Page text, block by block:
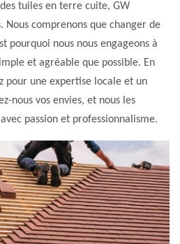
tuiles en terre cuite, GW
Nous comprenons que changer de
pourquoi nous nous engageons à
et agréable que possible. En
pour une expertise locale et un
nous vos envies, et nous les
passion et professionnalisme.